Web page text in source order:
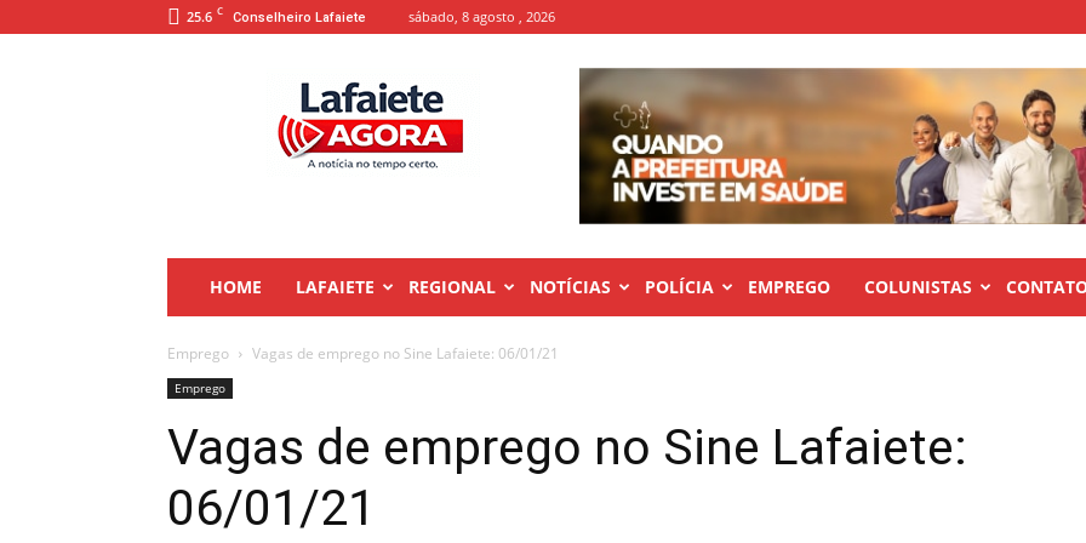
25.6 C Conselheiro Lafaiete sábado, 8 agosto , 2026
HOME LAFAIETE REGIONAL NOTÍCIAS POLÍCIA EMPREGO COLUNISTAS
Emprego Vagas de emprego no Sine Lafaiete: 06/01/21
Emprego
Vagas de emprego no Sine Lafaiete:
06/01/21